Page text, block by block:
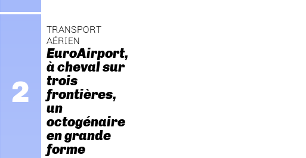
TRANSPORT
AÉRIEN
EuroAirport,
à cheval sur
trois
frontières,
un
octogénaire
en grande
forme